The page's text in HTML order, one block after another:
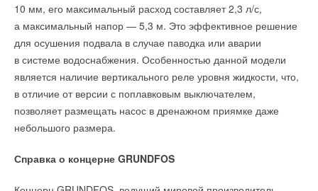
10 мм, его максимальный расход составляет 2,3 л/с,
а максимальный напор — 5,3 м. Это эффективное решение
для осушения подвала в случае паводка или аварии
в системе водоснабжения. Особенностью данной модели
является наличие вертикального реле уровня жидкости, что,
в отличие от версии с поплавковым выключателем,
позволяет размещать насос в дренажном приямке даже
небольшого размера.
Справка о концерне GRUNDFOS